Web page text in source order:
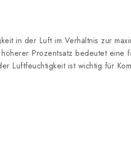
in der Luft im Verhältnis zur
Prozentsatz bedeutet
Luftfeuchtigkeit ist wichtig für